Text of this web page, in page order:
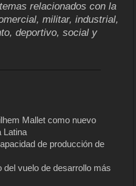
relacionados con la
militar, industrial,
deportivo, social y
Mallet como nuevo
Latina
de producción de
del vuelo de desarrollo más